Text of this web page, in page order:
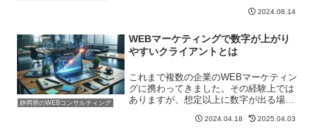
有効な方法です。実際、私が訪れたとき
のような商品やサービスであ...
2024.08.14
静岡県のWEBコンサルティング
WEBマーケティングで数字が上がり
やすいクライアントとは
これまで複数の企業のWEBマーケティン
グに携わってきました。その経験上では
ありますが、想定以上に数字が出る場合
場合があります。想定以上に数字が出る
2024.04.18 2025.04.03